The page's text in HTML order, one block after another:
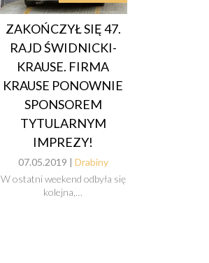
ZAKOŃCZYŁ SIĘ 47.
RAJD ŚWIDNICKI-
KRAUSE. FIRMA
KRAUSE PONOWNIE
SPONSOREM
TYTULARNYM
IMPREZY!
07.05.2019 | Drabiny
W ostatni weekend odbyła się
kolejna,…